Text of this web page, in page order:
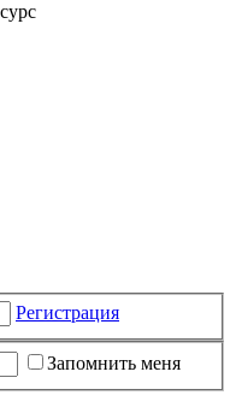
Регистрация
Запомнить меня